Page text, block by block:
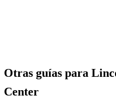
Otras guías para
Center